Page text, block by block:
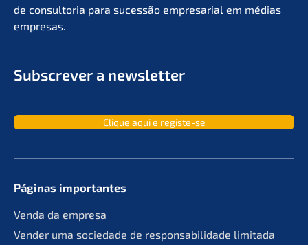
de consult­oria para suces­são empre­sa­ri­al em médias
empresas.
Subscrever a newsletter
Clique aqui e registe-se
Páginas importan­tes
Venda da empresa
Vender uma socie­da­de de responsa­bil­ida­de limitada